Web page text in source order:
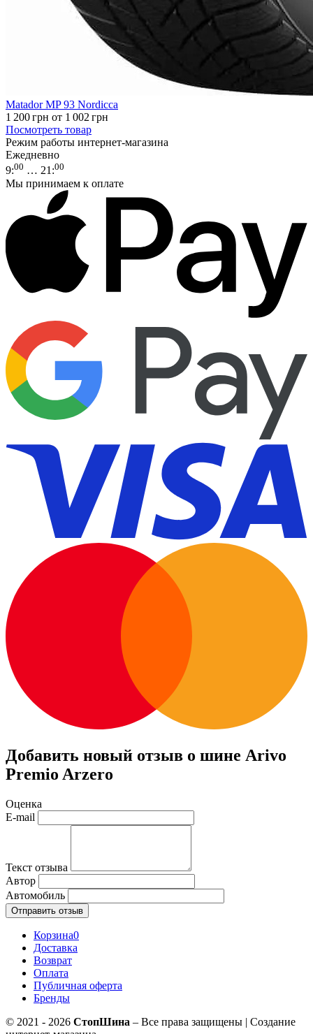
Matador MP 93 Nordicca
1 200грн от 1 002грн
Посмотреть товар
Режим работы интернет-магазина
Ежедневно
9:00 … 21:00
Мы принимаем к оплате
Добавить новый отзыв о шине Arivo
Premio Arzero
Оценка
E-mail
Текст отзыва
Автор
Автомобиль
Отправить отзыв
Корзина0
Доставка
Возврат
Оплата
Публичная оферта
Бренды
© 2021 - 2026 СтопШина – Все права защищены | Создание